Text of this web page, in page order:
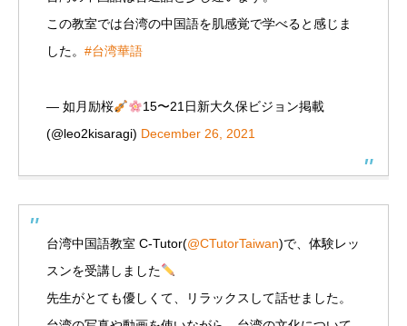
この教室では台湾の中国語を肌感覚で学べると感じま
した。 #台湾華語
— 如月励桜
15〜21日新大久保ビジョン掲載
(@leo2kisaragi) December 26, 2021
台湾中国語教室 C-Tutor(@CTutorTaiwan)で、体験レッ
スンを受講しました
先生がとても優しくて、リラックスして話せました。